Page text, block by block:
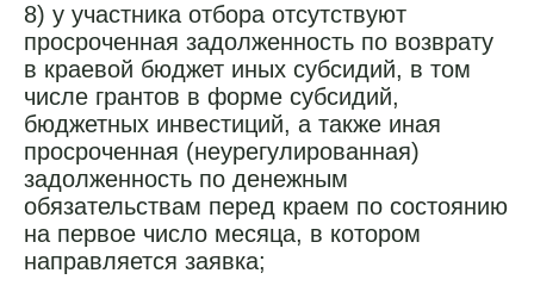
8) у участника отбора отсутствуют
просроченная задолженность по возврату
в краевой бюджет иных субсидий, в том
числе грантов в форме субсидий,
бюджетных инвестиций, а также иная
просроченная (неурегулированная)
задолженность по денежным
обязательствам перед краем по состоянию
на первое число месяца, в котором
направляется заявка;